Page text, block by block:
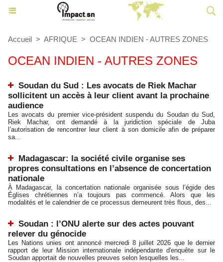
Accueil > AFRIQUE > OCEAN INDIEN - AUTRES ZONES
OCEAN INDIEN - AUTRES ZONES
Soudan du Sud : Les avocats de Riek Machar
sollicitent un accès à leur client avant la prochaine
audience
Les avocats du premier vice-président suspendu du Soudan du Sud,
Riek Machar, ont demandé à la juridiction spéciale de Juba
l’autorisation de rencontrer leur client à son domicile afin de préparer
sa...
Madagascar: la société civile organise ses
propres consultations en l’absence de concertation
nationale
À Madagascar, la concertation nationale organisée sous l’égide des
Églises chrétiennes n’a toujours pas commencé. Alors que les
modalités et le calendrier de ce processus demeurent très flous, des...
Soudan : l’ONU alerte sur des actes pouvant
relever du génocide
Les Nations unies ont annoncé mercredi 8 juillet 2026 que le dernier
rapport de leur Mission internationale indépendante d'enquête sur le
Soudan apportait de nouvelles preuves selon lesquelles les...